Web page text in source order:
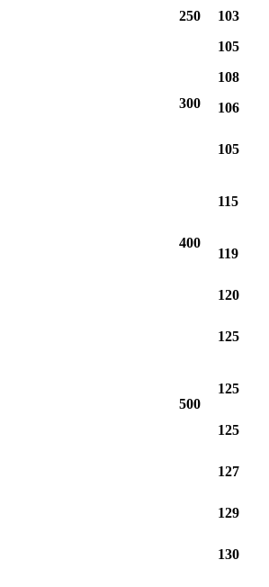
250 103
300
105
108
106
105
400
115
119
120
500
125
125
125
127
129
130